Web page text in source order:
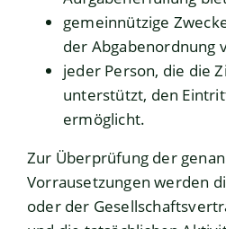
gemeinnützige
der Abgabenordnung
jeder Person, die die
unterstützt, den
ermöglicht.
Zur Überprüfung der
Vorrausetzungen werden
oder der